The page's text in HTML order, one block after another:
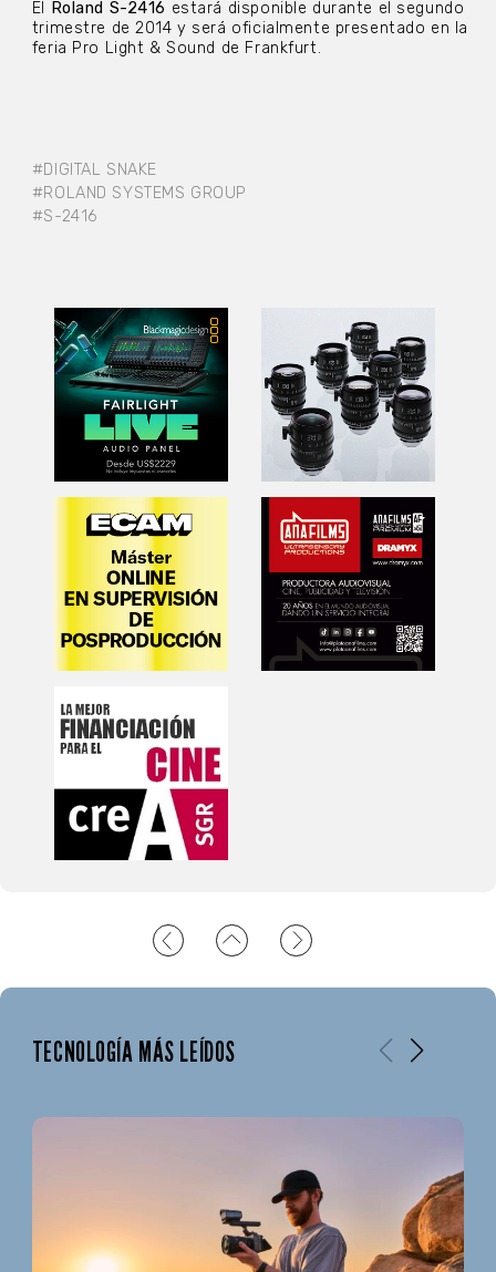
#DIGITAL SNAKE
#ROLAND SYSTEMS GROUP
#S-2416
El Roland S-2416 estará disponible durante el segundo
trimestre de 2014 y será oficialmente presentado en la
feria Pro Light & Sound de Frankfurt.
TECNOLOGÍA MÁS LEÍDOS